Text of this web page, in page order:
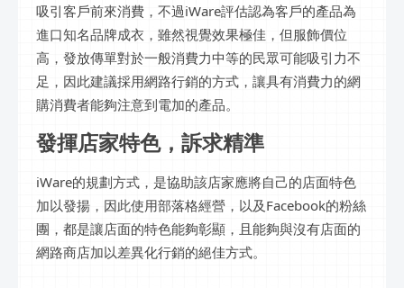
吸引客戶前來消費，不過iWare評估認為客戶的產品為
進口知名品牌成衣，雖然視覺效果極佳，但服飾價位
高，發放傳單對於一般消費力中等的民眾可能吸引力不
足，因此建議採用網路行銷的方式，讓具有消費力的網
購消費者能夠注意到電加的產品。
發揮店家特色，訴求精準
iWare的規劃方式，是協助該店家應將自己的店面特色
加以發揚，因此使用部落格經營，以及Facebook的粉絲
團，都是讓店面的特色能夠彰顯，且能夠與沒有店面的
網路商店加以差異化行銷的絕佳方式。